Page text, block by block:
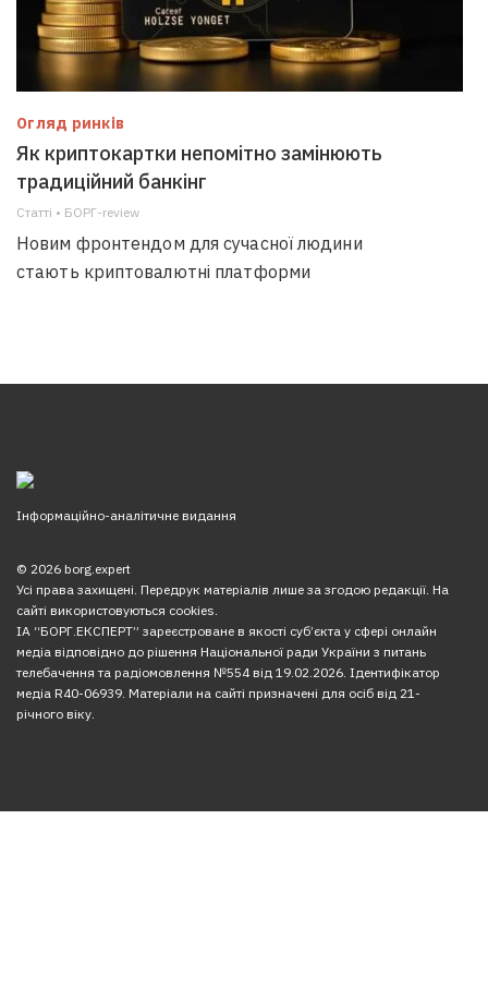
Огляд ринків
Як криптокартки непомітно замінюють
традиційний банкінг
Статті • БОРГ-review
Новим фронтендом для сучасної людини
стають криптовалютні платформи
Інформаційно-аналітичне видання
© 2026 borg.expert
Усі права захищені. Передрук матеріалів лише за згодою редакції. На
сайті використовуються cookies.
ІА “БОРГ.ЕКСПЕРТ” зареєстроване в якості суб’єкта у сфері онлайн
медіа відповідно до рішення Національної ради України з питань
телебачення та радіомовлення №554 від 19.02.2026. Ідентифікатор
медіа R40-06939. Матеріали на сайті призначені для осіб від 21-
річного віку.